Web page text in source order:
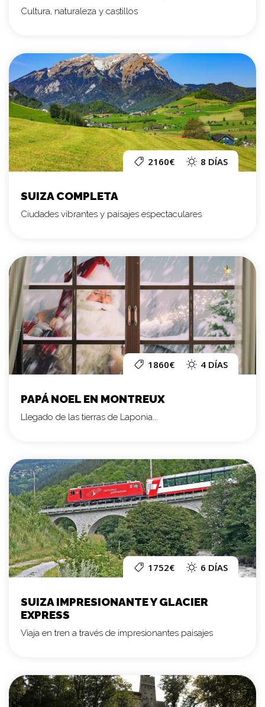
Cultura, naturaleza y castillos
2160€ 8 DÍAS
SUIZA COMPLETA
Ciudades vibrantes y paisajes espectaculares
1860€ 4 DÍAS
PAPÁ NOEL EN MONTREUX
Llegado de las tierras de Laponia...
1752€ 6 DÍAS
SUIZA IMPRESIONANTE Y GLACIER
EXPRESS
Viaja en tren a través de impresionantes paisajes